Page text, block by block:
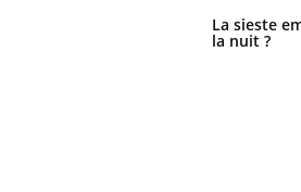
La sieste
la nuit ?